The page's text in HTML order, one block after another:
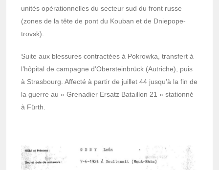
unités opéra­tion­nelles du secteur sud du front russe
(zones de la tête de pont du Kouban et de Dnie­po­pe­
trovsk).
Suite aux bles­sures contrac­tées à Pokrowka, trans­fert à
l’hô­pi­tal de campagne d’Ober­stein­brück (Autriche), puis
à Stras­bourg. Affecté à partir de juillet 44 jusqu’à la fin de
la guerre au « Grena­dier Ersatz Bataillon 21 » stationné
à Fürth.